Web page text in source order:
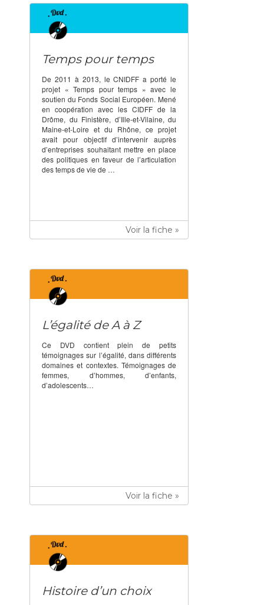
Temps pour temps
De 2011 à 2013, le CNIDFF a porté le
projet « Temps pour temps » avec le
soutien du Fonds Social Européen. Mené
en coopération avec les CIDFF de la
Drôme, du Finistère, d’Ille-et-Vilaine, du
Maine-et-Loire et du Rhône, ce projet
avait pour objectif d’intervenir auprès
d’entreprises souhaitant mettre en place
des politiques en faveur de l’articulation
des temps de vie de …
Voir la fiche »
L’égalité de A à Z
Ce DVD contient plein de petits
témoignages sur l’égalité, dans différents
domaines et contextes. Témoignages de
femmes, d’hommes, d’enfants,
d’adolescents…
Voir la fiche »
Histoire d’un choix